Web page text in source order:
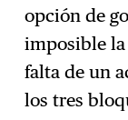
opción de
imposible la
falta de un
los tres